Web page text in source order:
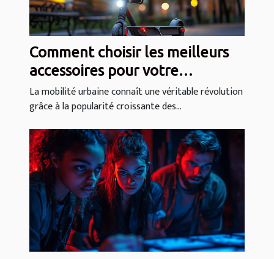
Comment choisir les meilleurs
accessoires pour votre
trottinette électrique ?
La mobilité urbaine connaît une véritable révolution
grâce à la popularité croissante des...